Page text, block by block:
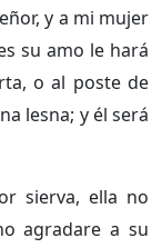
y a mi mujer
su amo le hará
o al poste de
lesna; y él será
sierva, ella no
agradare a su